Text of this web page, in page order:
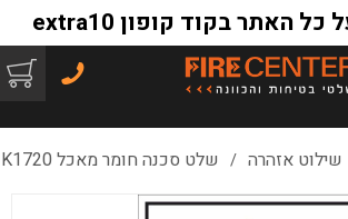
שילוט אזהרה / שלט סכנה חומר מאכל K1720